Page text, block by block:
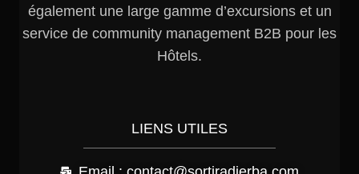
également une large gamme d’excursions et un
service de community management B2B pour les
Hôtels.
LIENS UTILES